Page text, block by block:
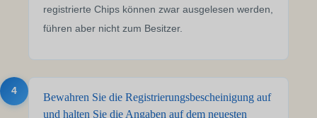
registrierte Chips können zwar ausgelesen werden,
führen aber nicht zum Besitzer.
4
Bewahren Sie die Registrierungsbescheinigung auf
und halten Sie die Angaben auf dem neuesten